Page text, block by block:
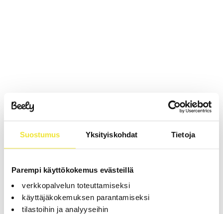
Suostumus Yksityiskohdat Tietoja
Parempi käyttökokemus evästeillä
verkkopalvelun toteuttamiseksi
käyttäjäkokemuksen parantamiseksi
tilastoihin ja analyyseihin